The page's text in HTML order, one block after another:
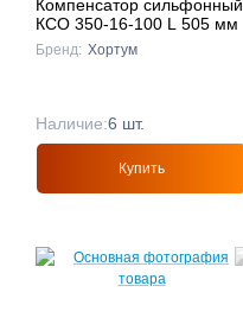
Компенсатор сильфонный
КСО 350-16-100 L 505 мм
Бренд: Хортум
Наличие:6 шт.
Купить